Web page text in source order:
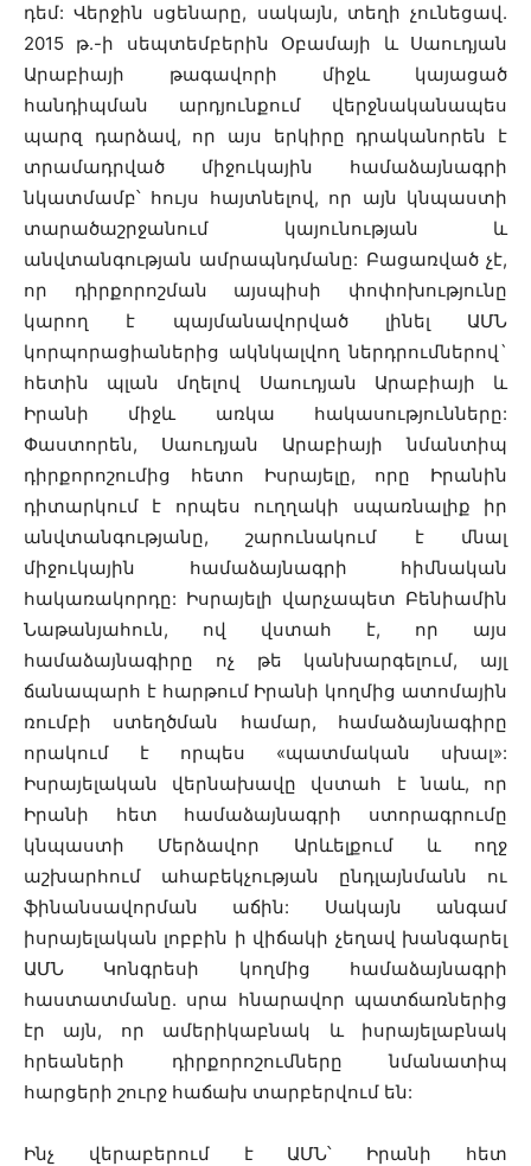
դեմ: Վերջին սցենարը, սակայն, տեղի չունեցավ.
2015 թ.-ի սեպտեմբերին Օբամայի և Սաուդյան
Արաբիայի թագավորի միջև կայացած
հանդիպման արդյունքում վերջնականապես
պարզ դարձավ, որ այս երկիրը դրականորեն է
տրամադրված միջուկային համաձայնագրի
նկատմամբ՝ հույս հայտնելով, որ այն կնպաստի
տարածաշրջանում կայունության և
անվտանգության ամրապնդմանը: Բացառված չէ,
որ դիրքորոշման այսպիսի փոփոխությունը
կարող է պայմանավորված լինել ԱՄՆ
կորպորացիաներից ակնկալվող ներդրումներով`
հետին պլան մղելով Սաուդյան Արաբիայի և
Իրանի միջև առկա հակասությունները:
Փաստորեն, Սաուդյան Արաբիայի նմանտիպ
դիրքորոշումից հետո Իսրայելը, որը Իրանին
դիտարկում է որպես ուղղակի սպառնալիք իր
անվտանգությանը, շարունակում է մնալ
միջուկային համաձայնագրի հիմնական
հակառակորդը: Իսրայելի վարչապետ Բենիամին
Նաթանյահուն, ով վստահ է, որ այս
համաձայնագիրը ոչ թե կանխարգելում, այլ
ճանապարհ է հարթում Իրանի կողմից ատոմային
ռումբի ստեղծման համար, համաձայնագիրը
որակում է որպես «պատմական սխալ»:
Իսրայելական վերնախավը վստահ է նաև, որ
Իրանի հետ համաձայնագրի ստորագրումը
կնպաստի Մերձավոր Արևելքում և ողջ
աշխարհում ահաբեկչության ընդլայնմանն ու
ֆինանսավորման աճին: Սակայն անգամ
իսրայելական լոբբին ի վիճակի չեղավ խանգարել
ԱՄՆ Կոնգրեսի կողմից համաձայնագրի
հաստատմանը. սրա հնարավոր պատճառներից
էր այն, որ ամերիկաբնակ և իսրայելաբնակ
հրեաների դիրքորոշումները նմանատիպ
հարցերի շուրջ հաճախ տարբերվում են:
Ինչ վերաբերում է ԱՄՆ՝ Իրանի հետ